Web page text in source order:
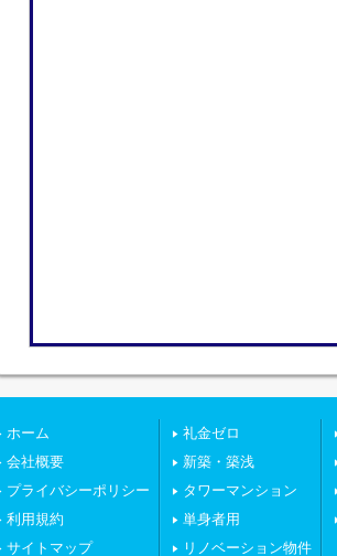
ホーム
会社概要
プライバシーポリシー
利用規約
サイトマップ
礼金ゼロ
新築・築浅
タワーマンション
単身者用
リノベーション物件